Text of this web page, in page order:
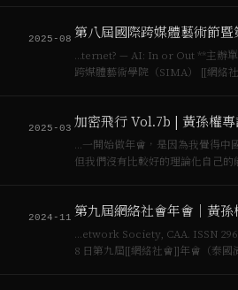
2025-08
…ternet? — AI: In or Out **主辦單位** 中國美術學院（CAA）
跨媒體藝術學院（SIMA） [[網絡社會]]
2025-03
…一開始做年會，是因為我覺得中
但我們沒有比較好的理論化自己的
主題都是非常 Local 的，在中國…
2024-11 第九屆網絡社會年會｜黃
…etwork Society, CAA. ISSN 2960-0944. 本文為
8 日第九屆[[網絡社會]]年會（泰國